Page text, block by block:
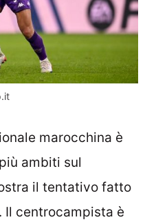
marocchina è
ambiti sul
il tentativo fatto
. Il centrocampista è